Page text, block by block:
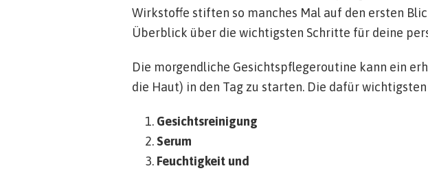
Wirkstoffe stiften so manches Mal auf den ersten
Überblick über die wichtigsten Schritte für deine
Die morgendliche Gesichtspflegeroutine kann ein
die Haut) in den Tag zu starten. Die dafür
Gesichtsreinigung
Serum
Feuchtigkeit und